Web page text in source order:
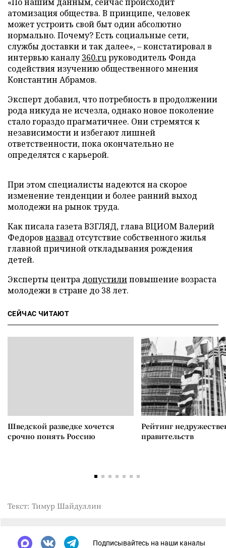
атомизация общества. В принципе, человек
может устроить свой быт один абсолютно
нормально. Почему? Есть социальные сети,
службы доставки и так далее», – констатировал в
интервью каналу360.ruруководитель Фонда
содействия изучению общественного мнения
Константин Абрамов.
Эксперт добавил, что потребность в продолжении
рода никуда не исчезла, однако новое поколение
стало гораздо прагматичнее. Они стремятся к
независимости и избегают лишней
ответственности, пока окончательно не
определятся с карьерой.
При этом специалисты надеются на скорое
изменение тенденции и более ранний выход
молодежи на рынок труда.
Как писала газета ВЗГЛЯД, глава ВЦИОМ Валерий
Федоров назвал отсутствие собственного жилья
главной причиной откладывания рождения
детей.
Эксперты центра допустилиповышение возраста
молодежи в стране до 38 лет.
СЕЙЧАС ЧИТАЮТ
Шведской разведке хочется
срочно понять Россию
Рейтинг
правительств
Текст: Тимур Шайдуллин
Подписывайтесь на наши каналы